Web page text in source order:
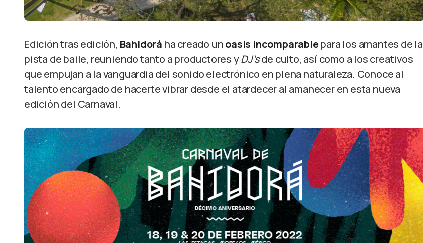
Edición tras edición, Bahidorá ha creado unoasis incomparablepara los amantes de la
pista de baile, reuniendo tanto a productores yDJ’sde culto, así como a los creativos
que empujan a la vanguardia del sonido electrónico en plena naturaleza. Conoce al
talento encargado de hacerte vibrar desde el atardecer al amanecer en esta nueva
edición del Carnaval.